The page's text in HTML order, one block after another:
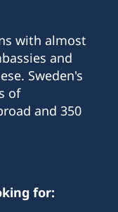
with almost
and
Sweden's
of
and 350
for: